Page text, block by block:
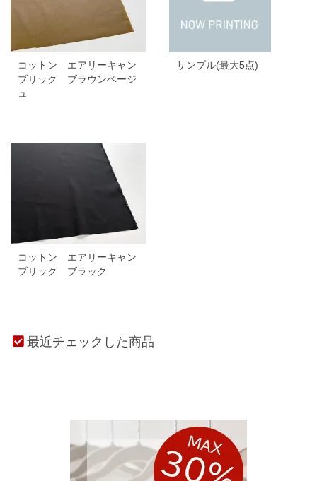
コットン エアリーキャン
ブリック ブラウンベージ
ュ
サンプル(最大5点)
コットン エアリーキャン
ブリック ブラック
最近チェックした商品